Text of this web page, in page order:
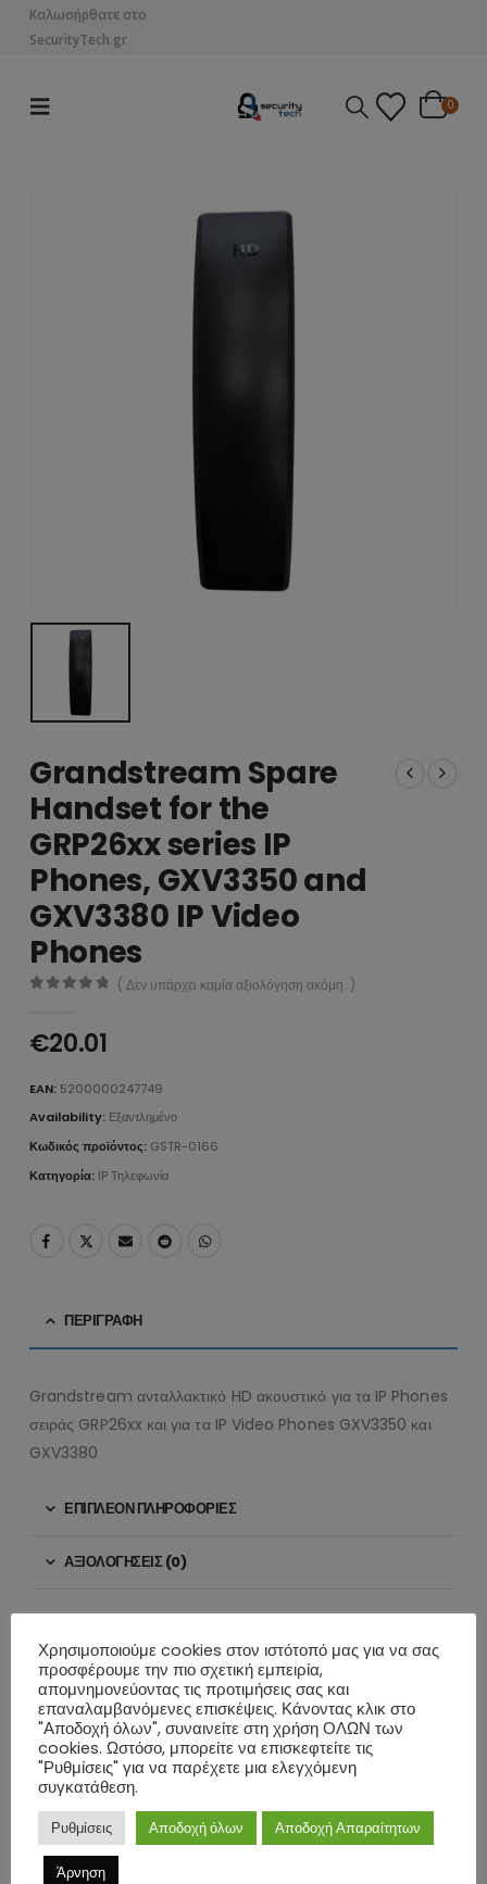
Καλωσήρθατε στο
SecurityTech.gr
0
Grandstream Spare
Handset for the
GRP26xx series IP
Phones, GXV3350 and
GXV3380 IP Video
Phones
( Δεν υπάρχει καμία αξιολόγηση ακόμη. )
€20.01
EAN: 5200000247749
Availability: Εξαντλημένο
Κωδικός προϊόντος: GSTR-0166
Κατηγορία: IP Τηλεφωνία
ΠΕΡΙΓΡΑΦΉ
Grandstream ανταλλακτικό HD ακουστικό για τα IP Phones
σειράς GRP26xx και για τα IP Video Phones GXV3350 και
GXV3380
ΕΠΙΠΛΈΟΝ ΠΛΗΡΟΦΟΡΊΕΣ
ΑΞΙΟΛΟΓΉΣΕΙΣ (0)
ΣΧΕΤΙΚΆ ΠΡΟΪΌΝΤΑ
IP ΤΗΛΕΦΩΝΊΑ
Χρησιμοποιούμε cookies στον ιστότοπό μας για να σας
προσφέρουμε την πιο σχετική εμπειρία,
απομνημονεύοντας τις προτιμήσεις σας και
επαναλαμβανόμενες επισκέψεις. Κάνοντας κλικ στο
"Αποδοχή όλων", συναινείτε στη χρήση ΟΛΩΝ των
cookies. Ωστόσο, μπορείτε να επισκεφτείτε τις
"Ρυθμίσεις" για να παρέχετε μια ελεγχόμενη
συγκατάθεση.
Ρυθμίσεις Αποδοχή όλων Αποδοχή Απαραίτητων
Άρνηση